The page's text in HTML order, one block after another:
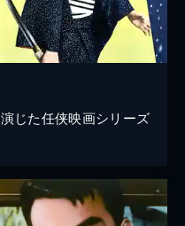
じた任侠映画シリーズ